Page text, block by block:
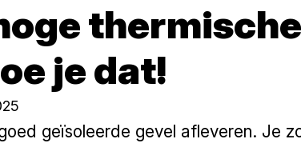
thermische
je dat!
geïsoleerde gevel afleveren. Je